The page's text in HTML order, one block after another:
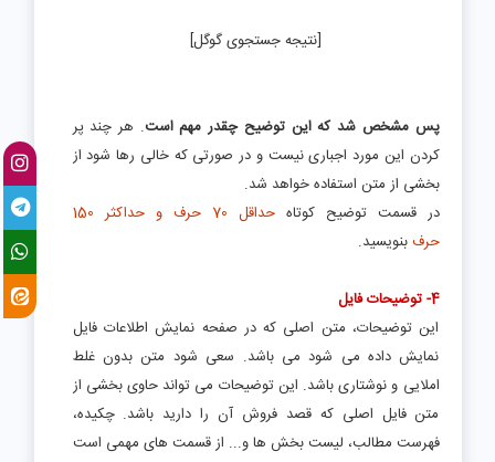
[نتیجه جستجوی گوگل]
پس مشخص شد که این توضیح چقدر مهم است. هر چند پر
کردن این مورد اجباری نیست و در صورتی که خالی رها شود از
بخشی از متن استفاده خواهد شد.
در قسمت توضیح کوتاه
حداقل 70 حرف و حداکثر 150
حرفبنویسید.
4- توضیحات فایل
این توضیحات، متن اصلی که در صفحه نمایش اطلاعات فایل
نمایش داده می شود می باشد. سعی شود متن بدون غلط
املایی و نوشتاری باشد. این توضیحات می تواند حاوی بخشی از
متن فایل اصلی که قصد فروش آن را دارید باشد. چکیده،
فهرست مطالب، لیست بخش ها و... از قسمت های مهمی است